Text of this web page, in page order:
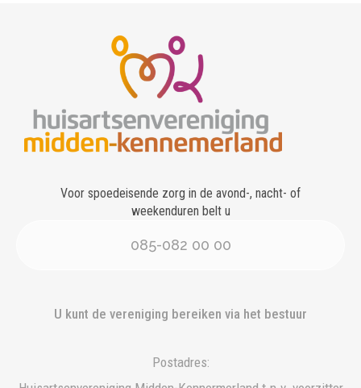
Voor spoedeisende zorg in de avond-, nacht- of
weekenduren belt u
085-082 00 00
U kunt de vereniging bereiken via het bestuur
Postadres: